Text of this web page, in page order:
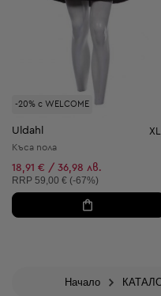
-20% с WELCOME
Uldahl XL
Къса пола
18,91 € / 36,98 лв.
Препоръчителна цена:
RRP 59,00 € (-67%)
Начало